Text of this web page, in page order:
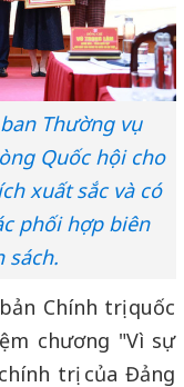
Thường vụ
Quốc hội cho
xuất sắc và có
phối hợp biên
sách.
Chính trị quốc
chương "Vì sự
trị của Đảng